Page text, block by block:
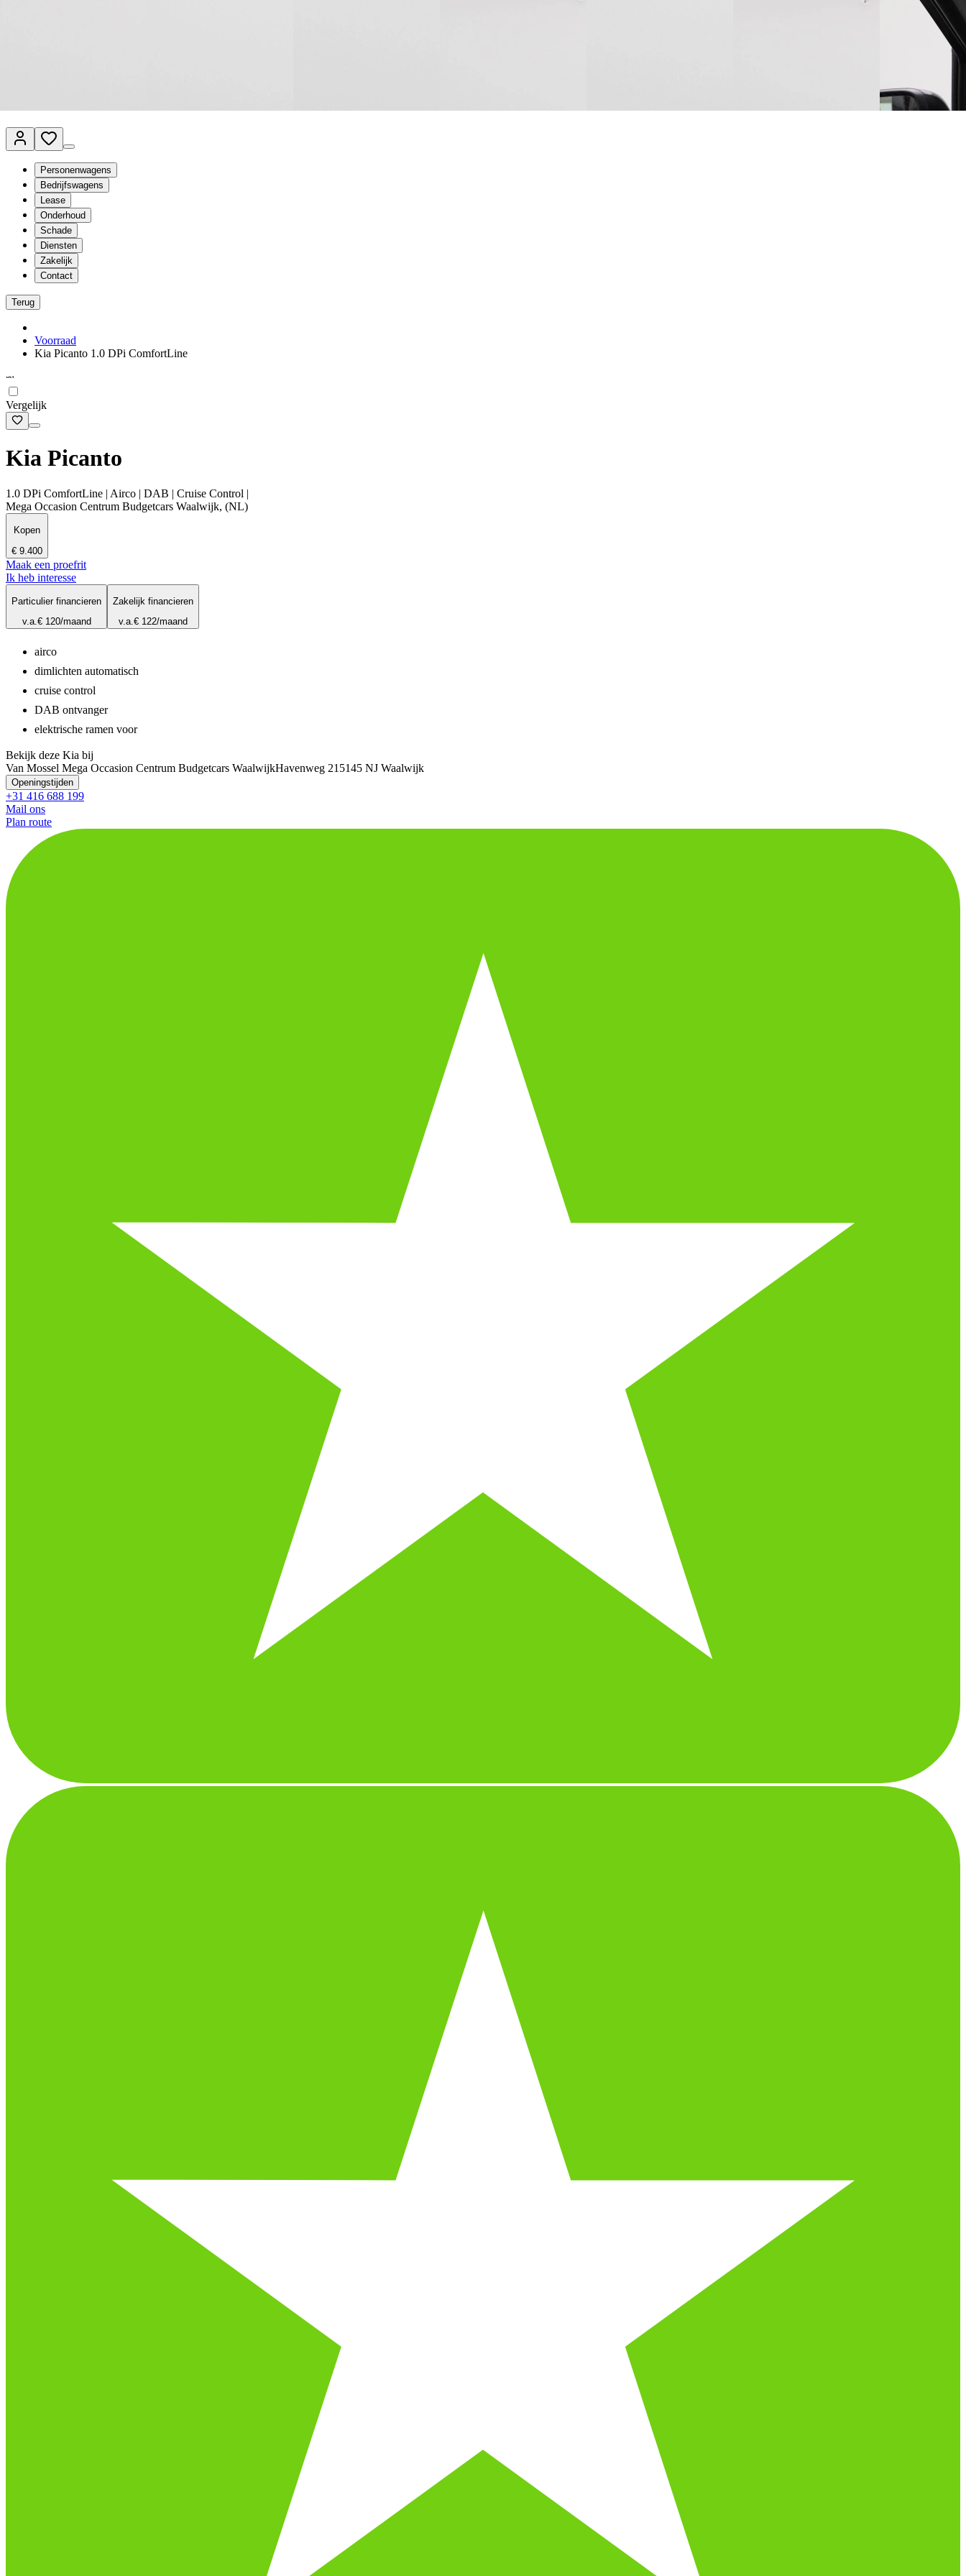
Personenwagens
Bedrijfswagens
Lease
Onderhoud
Schade
Diensten
Zakelijk
Contact
Terug
Voorraad
Kia Picanto 1.0 DPi ComfortLine
Vergelijk
Kia Picanto
1.0 DPi ComfortLine | Airco | DAB | Cruise Control |
Mega Occasion Centrum Budgetcars Waalwijk, (NL)
Kopen
€ 9.400
Maak een proefrit
Ik heb interesse
Particulier financieren
v.a.€ 120/maand
Zakelijk financieren
v.a.€ 122/maand
airco
dimlichten automatisch
cruise control
DAB ontvanger
elektrische ramen voor
Bekijk deze Kia bij
Van Mossel Mega Occasion Centrum Budgetcars WaalwijkHavenweg 21 5145 NJ Waalwijk
Openingstijden
+31 416 688 199
Mail ons
Plan route